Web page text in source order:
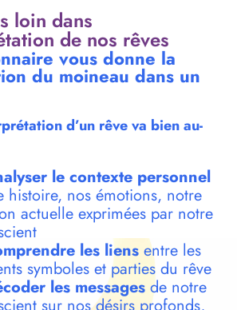
loin dans
de nos rêves
vous donne la
du moineau dans un
d’un rêve va bien au-
le contexte personnel
histoire, nos émotions, notre
actuelle exprimées par notre
les liensentre les
symboles et parties du rêve
les messagesde notre